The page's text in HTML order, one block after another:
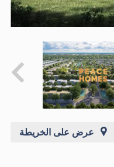
عرض على الخريطة